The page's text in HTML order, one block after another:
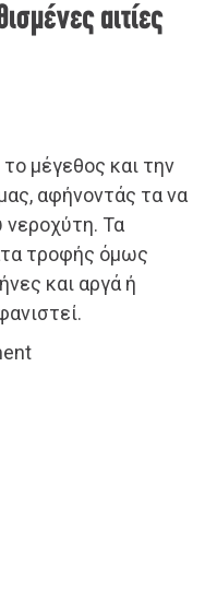
αιτίες
μέγεθος και την
αφήνοντάς τα να
νεροχύτη. Τα
τροφής όμως
και αργά ή